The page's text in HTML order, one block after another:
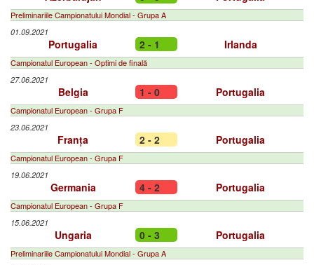
Preliminariile Campionatului Mondial - Grupa A
01.09.2021
Portugalia 2 - 1 Irlanda
Campionatul European - Optimi de finală
27.06.2021
Belgia 1 - 0 Portugalia
Campionatul European - Grupa F
23.06.2021
Franța 2 - 2 Portugalia
Campionatul European - Grupa F
19.06.2021
Germania 4 - 2 Portugalia
Campionatul European - Grupa F
15.06.2021
Ungaria 0 - 3 Portugalia
Preliminariile Campionatului Mondial - Grupa A